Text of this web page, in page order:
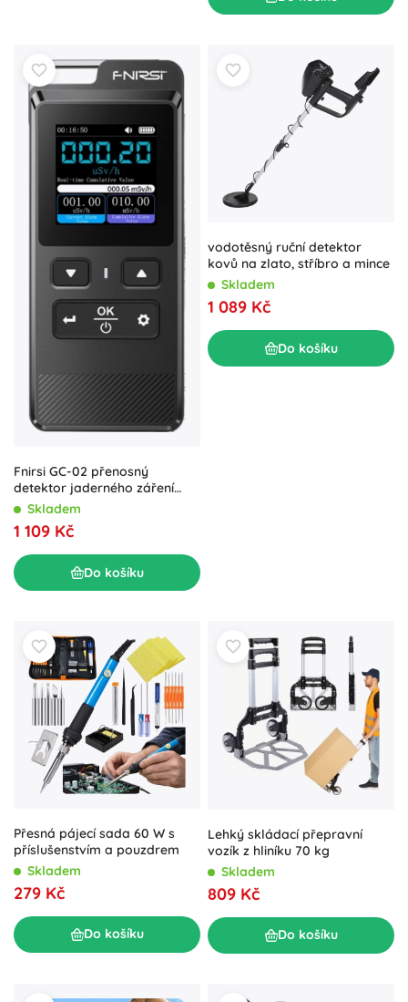
Fnirsi GC-02 přenosný
detektor jaderného záření
(Geigerův čítač)
Skladem
1 109 Kč
Do košíku
vodotěsný ruční detektor
kovů na zlato, stříbro a mince
Skladem
1 089 Kč
Do košíku
Přesná pájecí sada 60 W s
příslušenstvím a pouzdrem
Skladem
279 Kč
Do košíku
Lehký skládací přepravní
vozík z hliníku 70 kg
Skladem
809 Kč
Do košíku